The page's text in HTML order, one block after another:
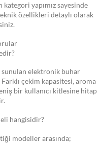
yapımız sayesinde
özellikleri detaylı olarak
sunulan elektronik buhar
çekim kapasitesi, aroma
bir kullanıcı kitlesine hitap
hangisidir?
modeller arasında;